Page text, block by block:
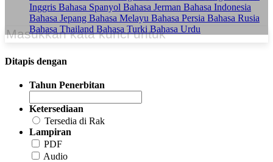
Inggris Bahasa Spanyol Bahasa Jerman Bahasa Indonesia
Bahasa Jepang Bahasa Melayu Bahasa Persia Bahasa Rusia
Bahasa Thailand Bahasa TurkiBahasa Urdu
Ditapis dengan
Tahun Penerbitan
Ketersediaan
Tersedia di Rak
Lampiran
PDF
Audio